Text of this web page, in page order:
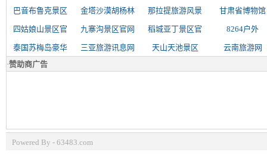
巴音布鲁克景区 金塔沙漠胡杨林 那拉提旅游风景 甘肃省博物馆
四姑娘山景区官 九寨沟景区官网 稻城亚丁景区官 8264户外
泰国苏梅岛豪华 三亚旅游讯息网 天山天池景区
云南旅游网
·赞助商广告
Powered By - 63483.com